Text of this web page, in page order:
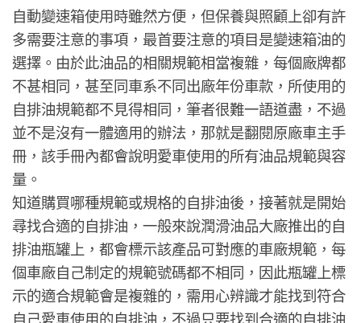
自動變速箱使用時雖然方便，但保養與照顧上卻有許
多需要注意的事項，最首要注意的項目是變速箱油的
選擇。由於此油品的相關規範相當複雜，每個廠牌都
不甚相同，甚至同車系不同出廠年份車款，所使用的
自排油規範都不見得相同，筆者很難一語道盡，不過
並不是沒有一體適用的辦法，那就是翻閱原廠車主手
冊，該手冊內都會說明愛車使用的所有油品規範與容
量。
知道購買哪種規範或規格的自排油後，接著就是開始
尋找合適的自排油，一般來說潤滑油品大廠推出的自
排油瓶罐上，都會標示該產品可對應的車廠規範，每
個車廠自己制定的規範號碼都不相同，因此瓶罐上標
示的適合規範會是複雜的，需用心辨識才能找到符合
自己愛車使用的自排油，不過只要找到合適的自排油